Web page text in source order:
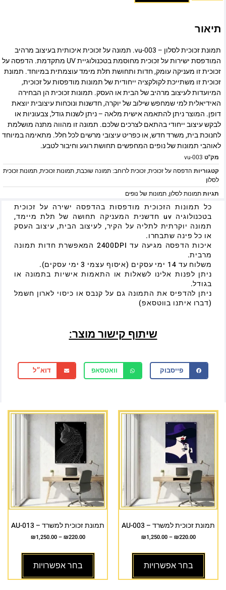
תיאור
תמונת זכוכית לסלון – vu-003. תמונה על זכוכית איכותית בעיצוב מרהיב
המודפסת ישירות על זכוכית מחוסמת בטכנולוגיית UV מתקדמת. הדפסה על
זכוכית זו מעניקה עומק, חדות ותחושת תלת מימד עוצמתית במיוחד. תמונת
זכוכית זו משתייכת לקולקציה ייחודית של תמונות מודפסות על זכוכית,
המיועדות לעיצוב מרהיב של הבית או העסק. תמונות זכוכית הן הבחירה
האידיאלית למי שמחפש שילוב של יוקרה, חדשנות ונוכחות עיצובית יוצאת
דופן. המוצר ניתן להתאמה אישית מלאה – ניתן לשנות גודל, צבעוניות או
לבקש עיצוב ייחודי בהתאם לצרכים שלכם. תמונה זו מהווה מתנה מושלמת
לחנוכת בית, משרד חדש, או כפריט עיצובי מרשים לכל חלל. מתאימה במיוחד
לאוהבי תמונות של נופים המחפשים תחושת רוגע וחיבור לטבע.
מק"ט vu-003
קטגוריות הדפסה על זכוכית,זכוכית לרוחב: תמונה שוכבת,תמונות זכוכית,תמונות זכוכית
לסלון
תגיותתמונות לסלון,תמונות של נופים
כל תמונות הזכוכית מודפסות בהדפסה ישירה על זכוכית
בטכנולוגיה uv חדשנית המעניקה תחושה של תלת מיימד,
תמונה יוקרתית לתליה על הקיר, לעיצוב הבית, עיצוב העסק
או כל פינה שתבחרו.
איכות הדפסה מגיעה עד 2400DPI המאפשרת חדות תמונה
מרבית.
משלוח עד 14 ימי עסקים (איסוף עצמי 3 ימי עסקים).
ניתן לפנות אלינו לשאלות או התאמות אישיות בתמונה או
בגודל.
ניתן להדפיס את התמונה גם על קנבס או כיסוי לארון חשמל
(דברו איתנו בווטסאפ)
שיתוף קישור מוצר:
פייסבוק וואטסאפ דוא״ל
תמונת זכוכית למשרד – AU-003
₪220.00
–
₪1,250.00
בחר אפשרויות
תמונת זכוכית למשרד – AU-013
₪220.00
–
₪1,250.00
בחר אפשרויות